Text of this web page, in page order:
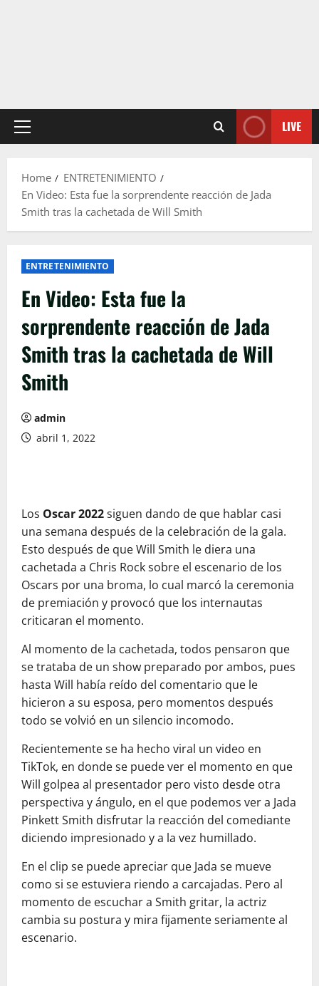
Primary
LIVE
Home
ENTRETENIMIENTO
En Video: Esta fue la sorprendente reacción de Jada
Smith tras la cachetada de Will Smith
ENTRETENIMIENTO
En Video: Esta fue la
sorprendente reacción de Jada
Smith tras la cachetada de Will
Smith
admin
abril 1, 2022
Los Oscar 2022siguen dando de que hablar casi
una semana después de la celebración de la gala.
Esto después de que Will Smith le diera una
cachetada a Chris Rock sobre el escenario de los
Oscars por una broma, lo cual marcó la ceremonia
de premiación y provocó que los internautas
criticaran el momento.
Al momento de la cachetada, todos pensaron que
se trataba de un show preparado por ambos, pues
hasta Will había reído del comentario que le
hicieron a su esposa, pero momentos después
todo se volvió en un silencio incomodo.
Recientemente se ha hecho viral un video en
TikTok, en donde se puede ver el momento en que
Will golpea al presentador pero visto desde otra
perspectiva y ángulo, en el que podemos ver a Jada
Pinkett Smith disfrutar la reacción del comediante
diciendo impresionado y a la vez humillado.
En el clip se puede apreciar que Jada se mueve
como si se estuviera riendo a carcajadas. Pero al
momento de escuchar a Smith gritar, la actriz
cambia su postura y mira fijamente seriamente al
escenario.